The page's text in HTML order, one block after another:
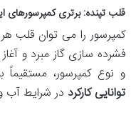
قلب تپنده: برتری کمپرسورهای
کمپرسور را می توان قلب
فشرده سازی گاز مبرد و
و نوع کمپرسور، مستقیماً
توانایی کارکرد در شرایط آب